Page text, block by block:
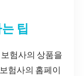
팁
험사의 상품을
험사의 홈페이